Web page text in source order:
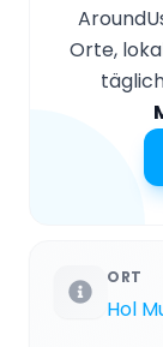
Orte,
ORT
Hol